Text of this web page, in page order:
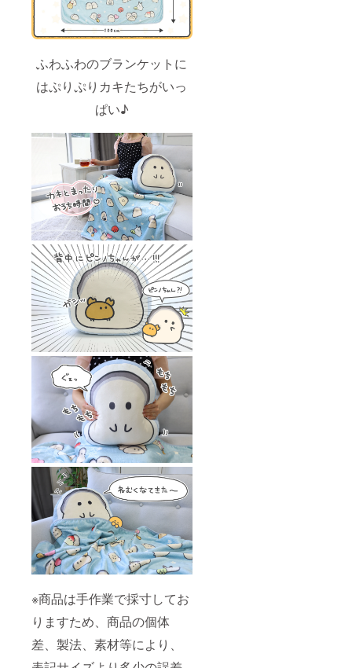
ふわふわのブランケットに
はぷりぷりカキたちがいっ
ぱい♪
※商品は手作業で採寸してお
りますため、商品の個体
差、製法、素材等により、